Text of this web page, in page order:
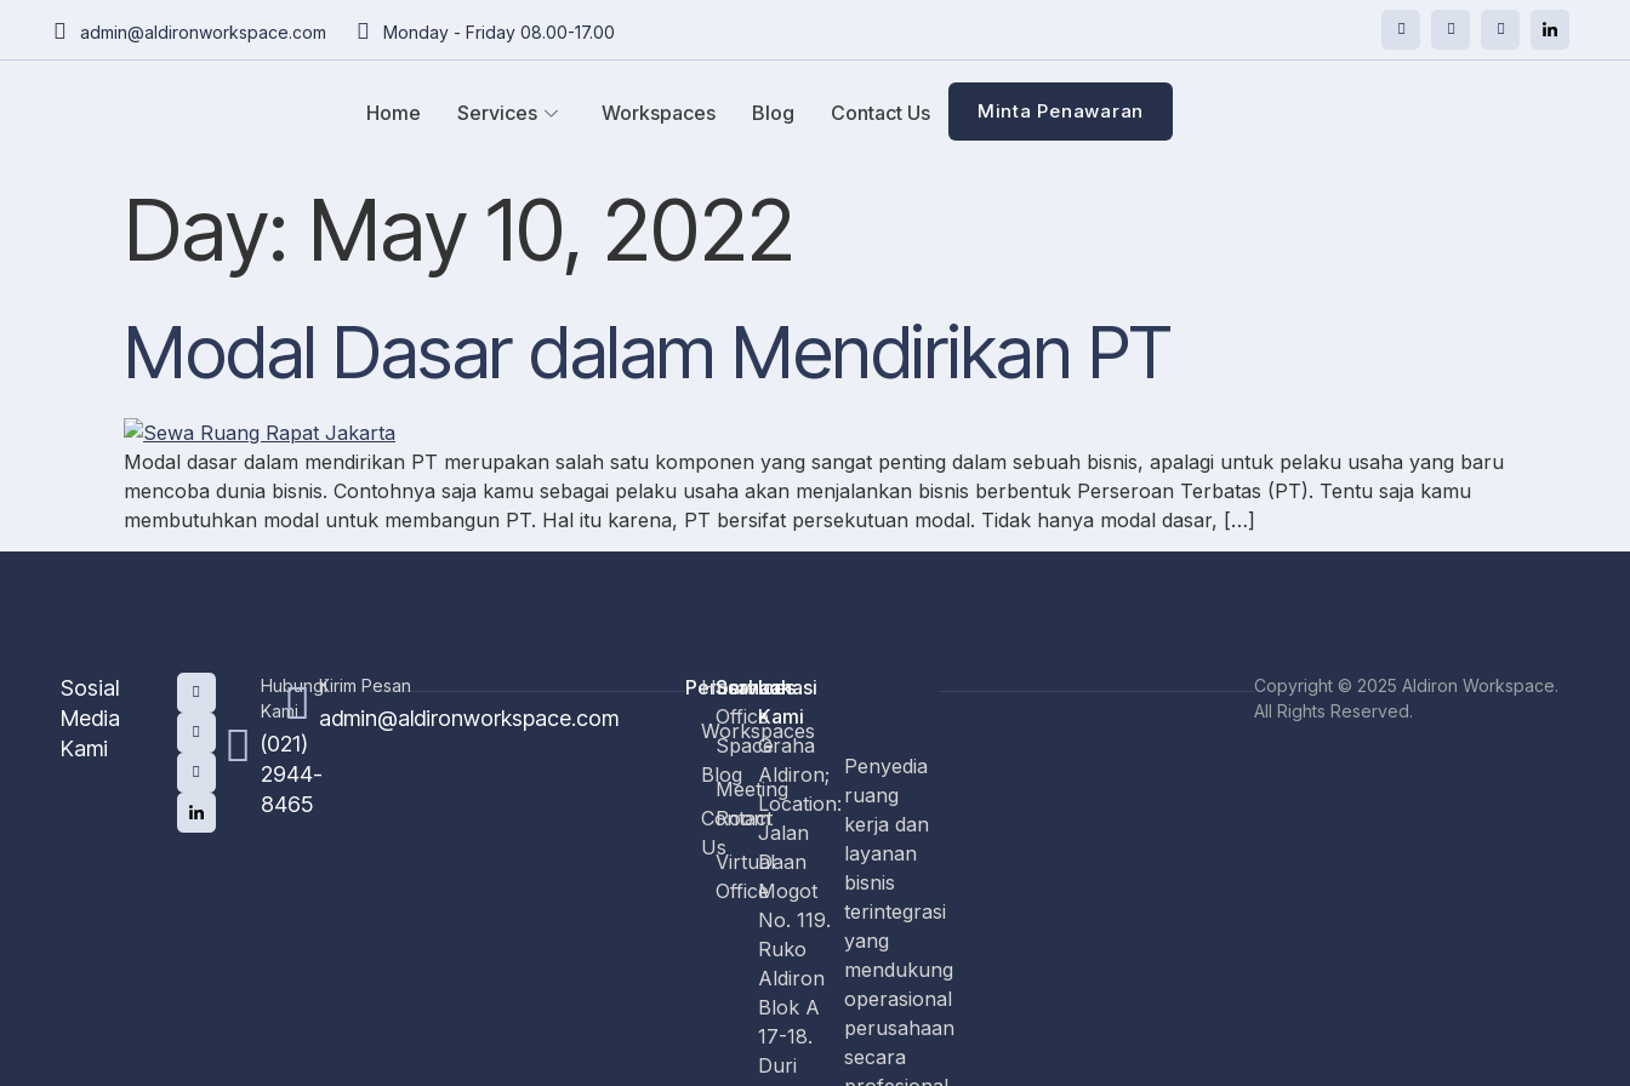
admin@aldironworkspace.com Monday - Friday 08.00-17.00
Home Services Workspaces Blog Contact Us Minta Penawaran
Day: May 10, 2022
Modal Dasar dalam Mendirikan PT
Modal dasar dalam mendirikan PT merupakan salah satu komponen yang sangat penting dalam sebuah bisnis, apalagi untuk pelaku usaha yang baru
mencoba dunia bisnis. Contohnya saja kamu sebagai pelaku usaha akan menjalankan bisnis berbentuk Perseroan Terbatas (PT). Tentu saja kamu
membutuhkan modal untuk membangun PT. Hal itu karena, PT bersifat persekutuan modal. Tidak hanya modal dasar, […]
Sosial
Media
Kami
Hubungi
Kami
(021)
2944-
8465
Kirim Pesan
admin@aldironworkspace.com
Perusahaan
Home
Workspaces
Blog
Contact
Us
Services
Office
Space
Meeting
Room
Virtual
Office
Lokasi
Kami
Graha
Aldiron;
Location:
Jalan
Daan
Mogot
No. 119.
Ruko
Aldiron
Blok A
17-18.
Duri
Penyedia
ruang
kerja dan
layanan
bisnis
terintegrasi
yang
mendukung
operasional
perusahaan
secara
Copyright © 2025 Aldiron Workspace.
All Rights Reserved.